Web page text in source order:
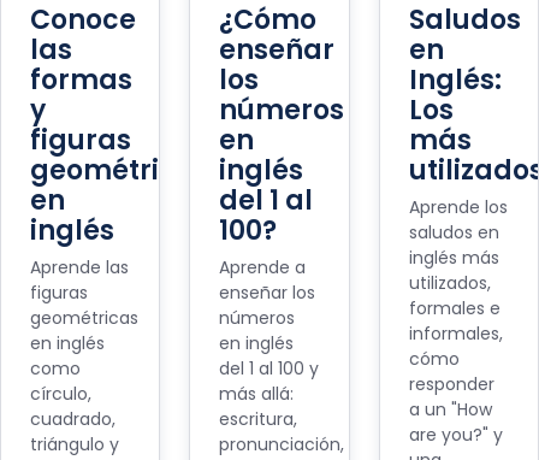
Conoce
las
formas
y
figuras
geométricas
en
inglés
Aprende las
figuras
geométricas
en inglés
como
círculo,
cuadrado,
triángulo y
¿Cómo
enseñar
los
números
en
inglés
del 1 al
100?
Aprende a
enseñar los
números
en inglés
del 1 al 100 y
más allá:
escritura,
pronunciación,
Saludos
en
Inglés:
Los
más
Aprende los
saludos en
inglés más
utilizados,
formales e
informales,
cómo
responder
a un "How
are you?" y